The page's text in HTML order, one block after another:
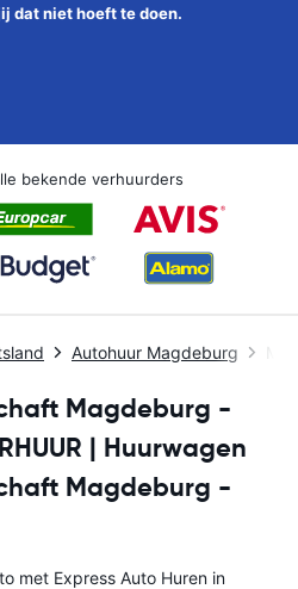
dat niet hoeft te doen.
bekende verhuurders
Autohuur Magdeburg
Magdeburg -
| Huurwagen
Magdeburg -
met Express Auto Huren in